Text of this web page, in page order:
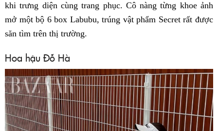
khi trưng diện cùng trang phục. Cô nàng từng khoe ảnh
mở một bộ 6 box Labubu, trúng vật phẩm Secret rất được
săn tìm trên thị trường.
Hoa hậu Đỗ Hà